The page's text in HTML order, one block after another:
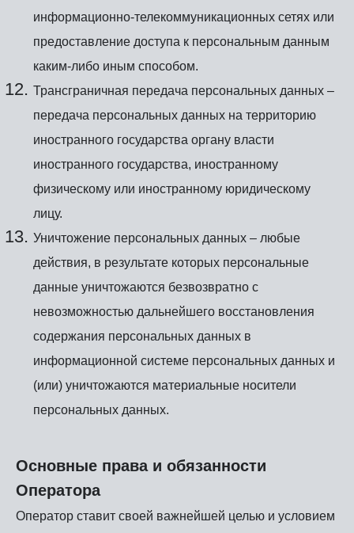
информационно-телекоммуникационных сетях или
предоставление доступа к персональным данным
каким-либо иным способом.
Трансграничная передача персональных данных –
передача персональных данных на территорию
иностранного государства органу власти
иностранного государства, иностранному
физическому или иностранному юридическому
лицу.
Уничтожение персональных данных – любые
действия, в результате которых персональные
данные уничтожаются безвозвратно с
невозможностью дальнейшего восстановления
содержания персональных данных в
информационной системе персональных данных и
(или) уничтожаются материальные носители
персональных данных.
Основные права и обязанности
Оператора
Оператор ставит своей важнейшей целью и условием